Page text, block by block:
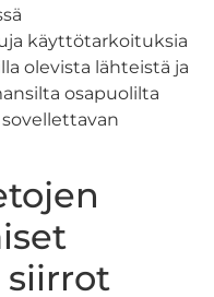
käyttötarkoituksia
olevista lähteistä ja
osapuolilta
siirrot